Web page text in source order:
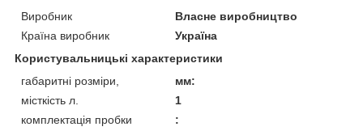
Виробник
Власне виробництво
Країна виробник
Україна
Користувальницькі характеристики
габаритні розміри,
мм:
місткість л.
1
комплектація пробки
: